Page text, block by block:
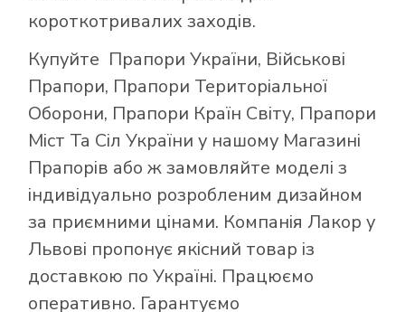
короткотривалих заходів.
Купуйте Прапори України, Військові
Прапори, Прапори Територіальної
Оборони, Прапори Країн Світу, Прапори
Міст Та Сіл України у нашому Магазині
Прапорів або ж замовляйте моделі з
індивідуально розробленим дизайном
за приємними цінами. Компанія Лакор у
Львові пропонує якісний товар із
доставкою по Україні. Працюємо
оперативно. Гарантуємо